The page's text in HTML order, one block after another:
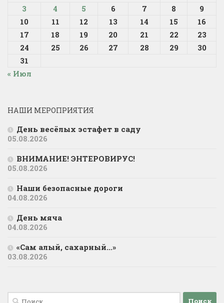
3
4 5 6 7 8
9
10
11 12 13 14 15
16
17
18 19 20 21 22
23
24
25 26 27 28 29
30
31
« Июл
НАШИ МЕРОПРИЯТИЯ
День весёлых эстафет в саду
05.08.2026
ВНИМАНИЕ! ЭНТЕРОВИРУС!
05.08.2026
Наши безопасные дороги
04.08.2026
День мяча
04.08.2026
«Сам алый, сахарный…»
03.08.2026
Найти: